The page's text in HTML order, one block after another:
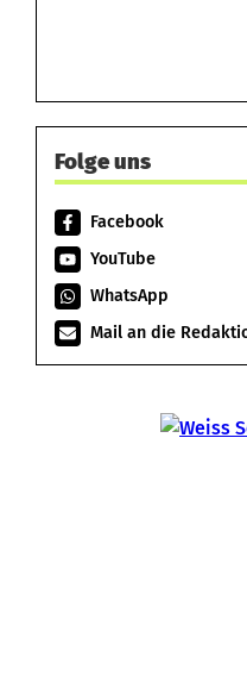
Folge uns
Facebook
YouTube
WhatsApp
Mail an die